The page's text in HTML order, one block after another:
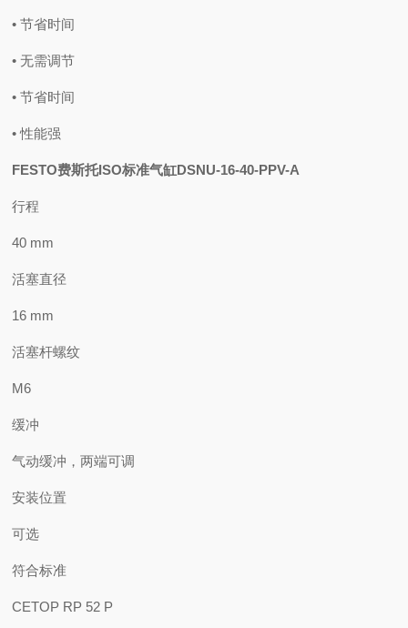
• 节省时间
• 无需调节
• 节省时间
• 性能强
FESTO费斯托ISO标准气缸DSNU-16-40-PPV-A
行程
40 mm
活塞直径
16 mm
活塞杆螺纹
M6
缓冲
气动缓冲，两端可调
安装位置
可选
符合标准
CETOP RP 52 P